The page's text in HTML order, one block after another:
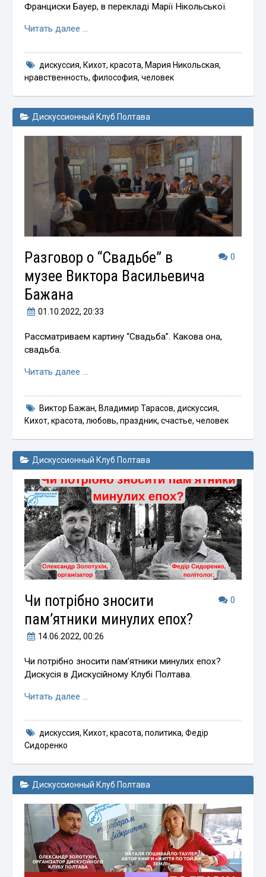
Франциски Бауер, в перекладі Марії Нікольської.
Читать далее …
дискуссия, Кихот, красота, Мария Никольская,
нравственность,философия,человек
Дискуссионный Клуб Полтава
0
Разговор о “Свадьбе” в
музее Виктора Васильевича
Бажана
01.10.2022, 20:33
Рассматриваем картину “Свадьба”. Какова она,
свадьба.
Читать далее …
Виктор Бажан, Владимир Тарасов, дискуссия,
Кихот,красота,любовь,праздник,счастье,человек
Дискуссионный Клуб Полтава
0
Чи потрібно зносити
пам’ятники минулих епох?
14.06.2022, 00:26
Чи потрібно зносити пам’ятники минулих епох?
Дискусія в Дискусійному Клубі Полтава.
Читать далее …
дискуссия, Кихот, красота, политика, Федір
Сидоренко
Дискуссионный Клуб Полтава